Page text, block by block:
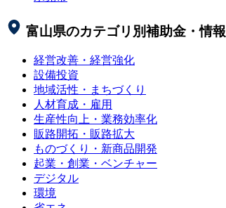
富山県のカテゴリ別補助金・情報
経営改善・経営強化
設備投資
地域活性・まちづくり
人材育成・雇用
生産性向上・業務効率化
販路開拓・販路拡大
ものづくり・新商品開発
起業・創業・ベンチャー
デジタル
環境